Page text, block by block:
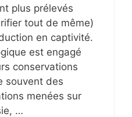
plus prélevés
tout de même)
en captivité.
est engagé
conservations
souvent des
menées sur
…